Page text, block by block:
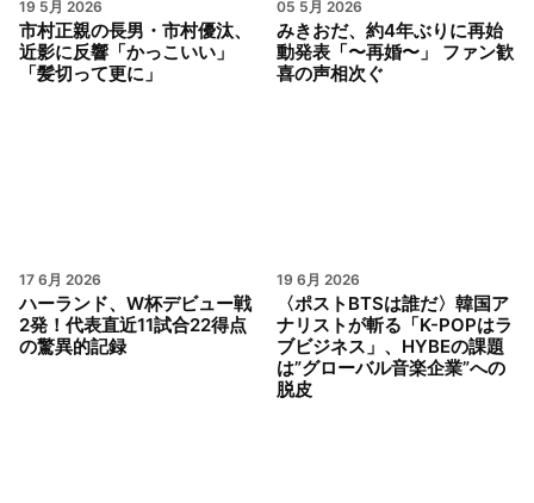
19 5月 2026
市村正親の長男・市村優汰、
近影に反響「かっこいい」
「髪切って更に」
05 5月 2026
みきおだ、約4年ぶりに再始
動発表「〜再婚〜」 ファン歓
喜の声相次ぐ
17 6月 2026
ハーランド、W杯デビュー戦
2発！代表直近11試合22得点
の驚異的記録
19 6月 2026
〈ポストBTSは誰だ〉韓国ア
ナリストが斬る「K-POPはラ
ブビジネス」、HYBEの課題
は”グローバル音楽企業”への
脱皮